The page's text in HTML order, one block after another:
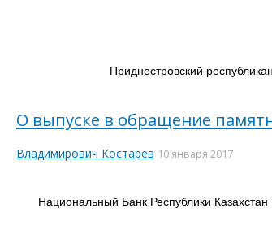
Приднестровский
О выпуске в обращение
Владимирович Костарев 10 января 2017
Национальный Банк Республики